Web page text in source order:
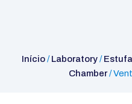
Início/Laboratory/
Chamber/